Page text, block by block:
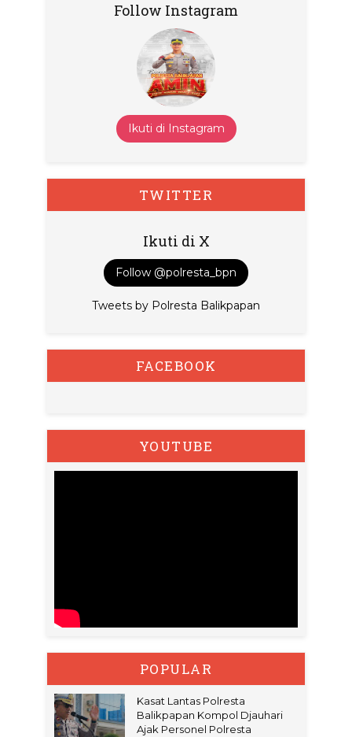
Follow Instagram
Ikuti di Instagram
TWITTER
Ikuti di X
Follow @polresta_bpn
Tweets by Polresta Balikpapan
FACEBOOK
YOUTUBE
POPULAR
Kasat Lantas Polresta
Balikpapan Kompol Djauhari
Ajak Personel Polresta